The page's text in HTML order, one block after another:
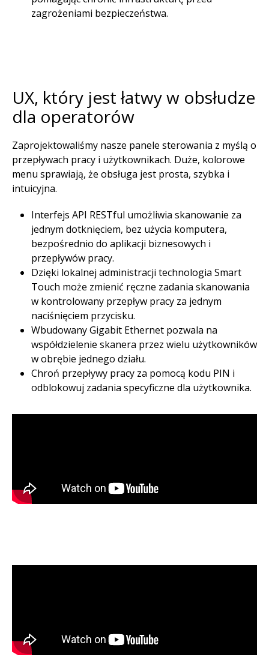
zagrożeniami bezpieczeństwa. ​
UX, który jest łatwy w obsłudze
dla operatorów​
Zaprojektowaliśmy nasze panele sterowania z myślą o
przepływach pracy i użytkownikach. Duże, kolorowe
menu sprawiają, że obsługa jest prosta, szybka i
intuicyjna.​
Interfejs API RESTful umożliwia skanowanie za
jednym dotknięciem, bez użycia komputera,
bezpośrednio do aplikacji biznesowych i
przepływów pracy.​
Dzięki lokalnej administracji technologia Smart
Touch może zmienić ręczne zadania skanowania
w kontrolowany przepływ pracy za jednym
naciśnięciem przycisku.​
Wbudowany Gigabit Ethernet pozwala na
współdzielenie skanera przez wielu użytkowników
w obrębie jednego działu. ​
Chroń przepływy pracy za pomocą kodu PIN i
odblokowuj zadania specyficzne dla użytkownika.​